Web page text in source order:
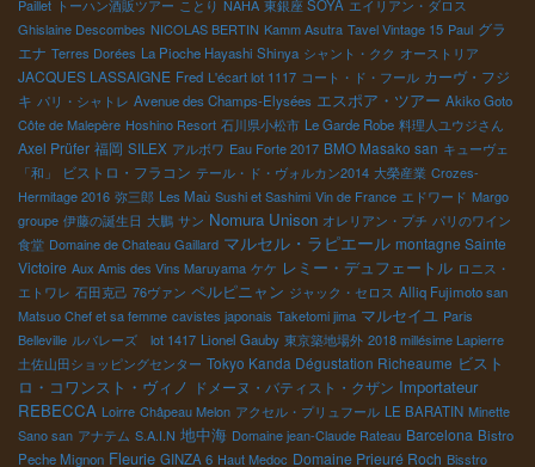
Paillet トーハン酒販ツアー ことり NAHA 東銀座 SOYA エイリアン・ダロス
Ghislaine Descombes NICOLAS BERTIN Kamm Asutra Tavel Vintage 15 Paul グラ
エナ Terres Dorées La Pioche Hayashi Shinya シャント・クク オーストリア
JACQUES LASSAIGNE Fred L'écart lot 1117 コート・ド・フール カーヴ・フジ
キ パリ・シャトレ Avenue des Champs-Elysées エスポア・ツアー Akiko Goto
Côte de Malepère Hoshino Resort 石川県小松市 Le Garde Robe 料理人ユウジさん
Axel Prüfer 福岡 SILEX アルボワ Eau Forte 2017 BMO Masako san キューヴェ
「和」
ビストロ・フラコン テール・ド・ヴォルカン2014 大榮産業 Crozes-
Hermitage 2016 弥三郎 Les Maù Sushi et Sashimi Vin de France エドワード Margo
groupe 伊藤の誕生日 大鵬 サン Nomura Unison オレリアン・プチ パリのワイン
食堂 Domaine de Chateau Gaillard マルセル・ラピエール montagne Sainte
Victoire Aux Amis des Vins Maruyama ケケ レミー・デュフェートル ロニス・
エトワレ 石田克己 76ヴァン ペルピニャン ジャック・セロス Alliq Fujimoto san
Matsuo Chef et sa femme cavistes japonais Taketomi jima マルセイユ Paris
Belleville ルバレーズ lot 1417 Lionel Gauby 東京築地場外 2018 millésime Lapierre
土佐山田ショッピングセンター Tokyo Kanda Dégustation Richeaume ビスト
ロ・コワンスト・ヴィノ ドメーヌ・バティスト・クザン Importateur
REBECCA Loirre Châpeau Melon アクセル・プリュフール LE BARATIN Minette
Sano san アナテム S.A.I.N 地中海 Domaine jean-Claude Rateau Barcelona Bistro
Peche Mignon Fleurie GINZA 6 Haut Medoc Domaine Prieuré Roch Bisstro